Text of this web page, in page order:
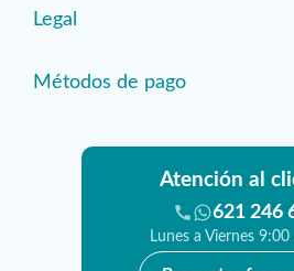
Legal
Métodos de pago
Atención al
621 246
Lunes a Viernes